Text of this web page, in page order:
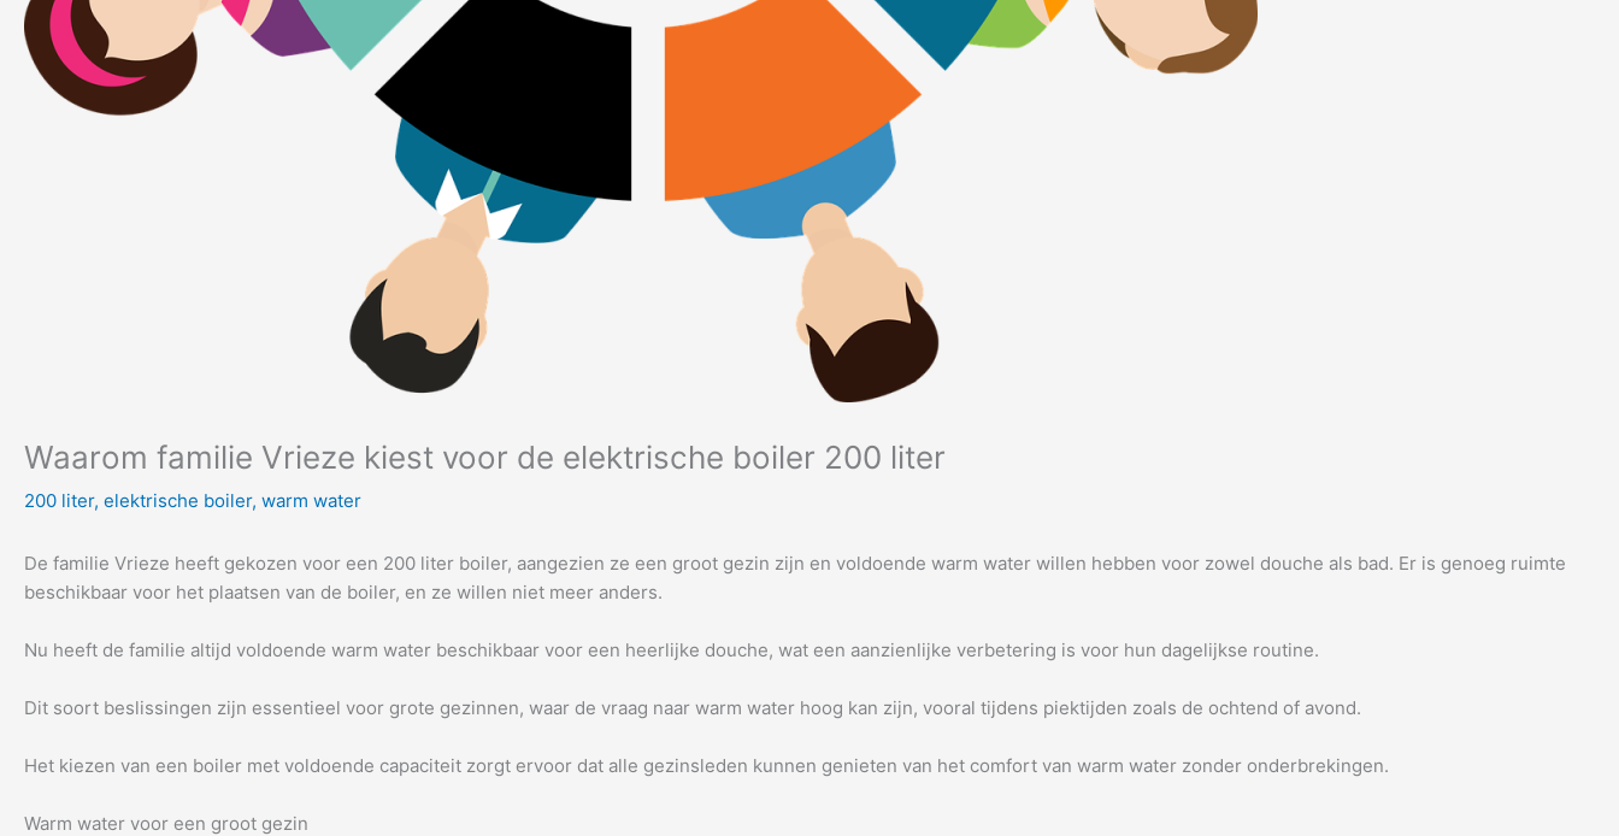
Waarom familie Vrieze kiest voor de elektrische boiler 200 liter
200 liter, elektrische boiler, warm water
De familie Vrieze heeft gekozen voor een 200 liter boiler, aangezien ze een groot gezin zijn en voldoende warm water willen hebben voor zowel douche als bad. Er is genoeg ruimte
beschikbaar voor het plaatsen van de boiler, en ze willen niet meer anders.
Nu heeft de familie altijd voldoende warm water beschikbaar voor een heerlijke douche, wat een aanzienlijke verbetering is voor hun dagelijkse routine.
Dit soort beslissingen zijn essentieel voor grote gezinnen, waar de vraag naar warm water hoog kan zijn, vooral tijdens piektijden zoals de ochtend of avond.
Het kiezen van een boiler met voldoende capaciteit zorgt ervoor dat alle gezinsleden kunnen genieten van het comfort van warm water zonder onderbrekingen.
Warm water voor een groot gezin